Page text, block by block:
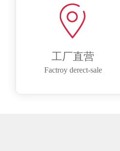
工厂直营
Factroy derect-sale